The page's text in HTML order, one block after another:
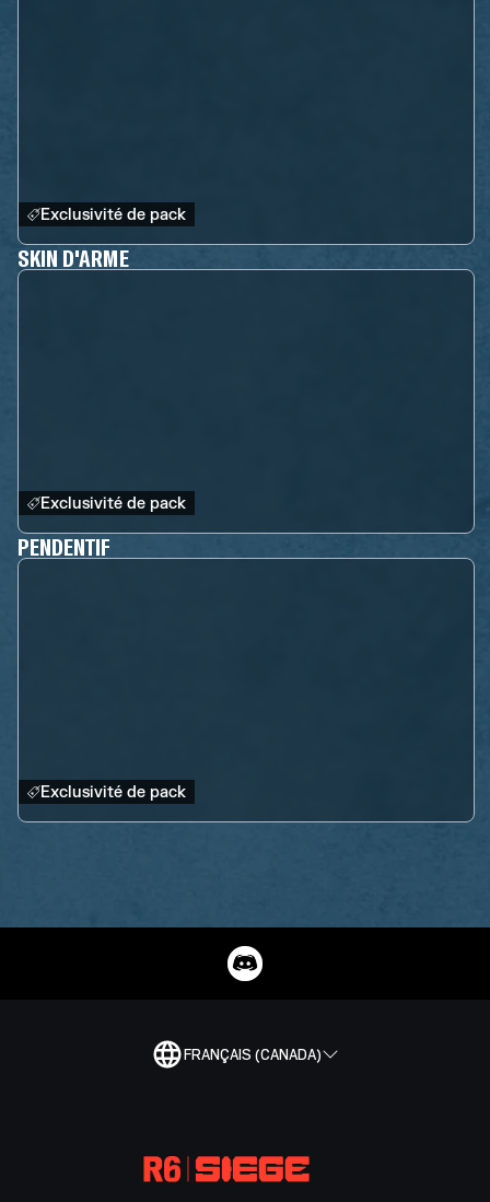
Exclusivité de pack
SKIN D'ARME
Exclusivité de pack
PENDENTIF
Exclusivité de pack
FRANÇAIS (CANADA)